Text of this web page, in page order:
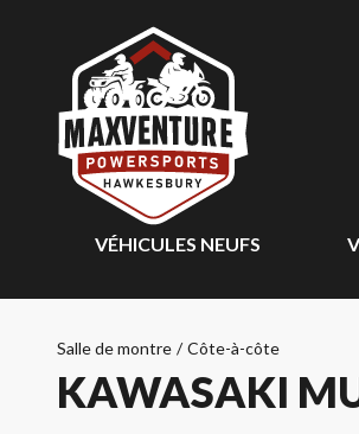
VÉHICULES NEUFS
Salle de montre / Côte-à-côte
KAWASAKI